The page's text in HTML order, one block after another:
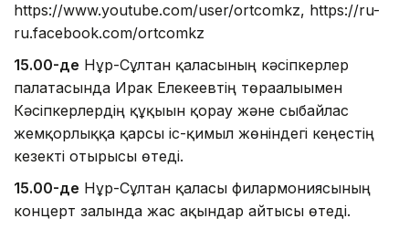
https://www.youtube.com/user/ortcomkz, https://ru-
ru.facebook.com/ortcomkz
15.00-де Нұр-Сұлтан қаласының кәсіпкерлер
палатасында Ирак Елекеевтің төрағалығымен
Кәсіпкерлердің құқығын қорғау және сыбайлас
жемқорлыққа қарсы іс-қимыл жөніндегі кеңестің
кезекті отырысы өтеді.
15.00-де Нұр-Сұлтан қаласы филармониясының
концерт залында жас ақындар айтысы өтеді.